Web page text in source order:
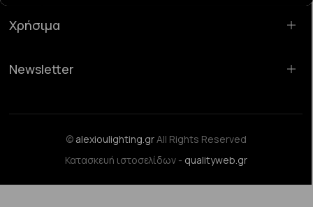
Χρήσιμα
Newsletter
© alexioulighting.grAll Rights Reserved
Κατασκευή ιστοσελίδων - qualityweb.gr